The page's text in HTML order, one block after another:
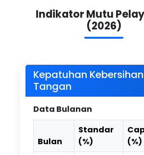
Indikator Mutu
(2026)
Kepatuhan Kebersihan
Tangan
Data Bulanan
Bulan
Standar
(%)
(%)